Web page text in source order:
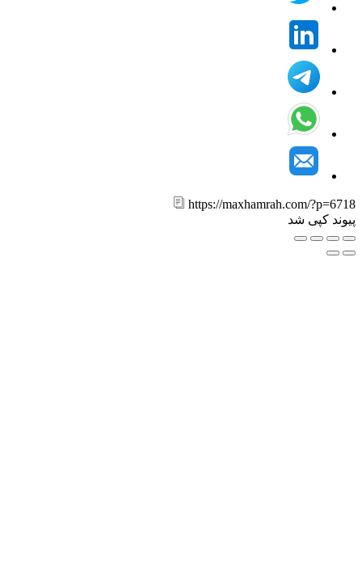
https://maxhamrah.com/
کپی شد